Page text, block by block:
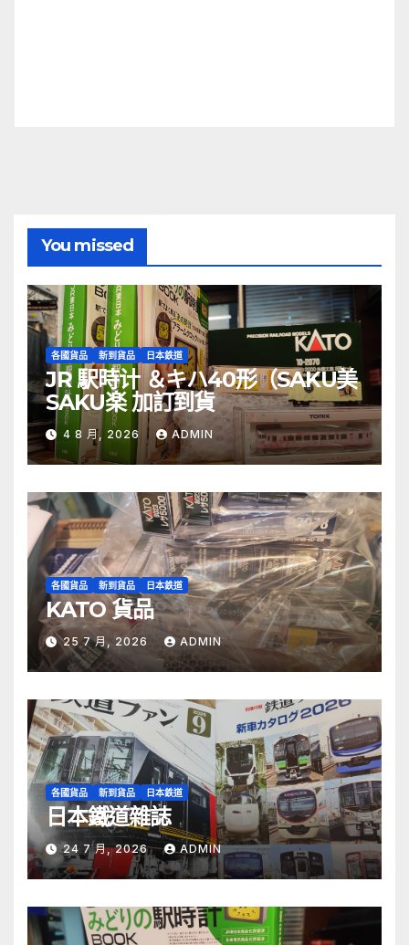
You missed
各國貨品 新到貨品 日本鉄道
JR 駅時计 ＆キハ40形（SAKU美
SAKU楽 加訂到貨
4 8 月, 2026 ADMIN
各國貨品 新到貨品 日本鉄道
KATO 貨品
25 7 月, 2026 ADMIN
各國貨品 新到貨品 日本鉄道
日本鐵道雜誌
24 7 月, 2026 ADMIN